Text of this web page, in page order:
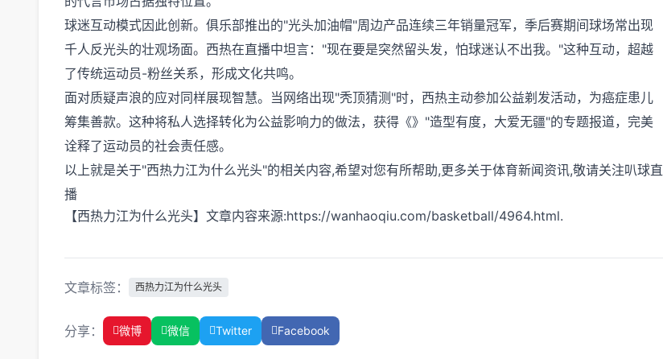
球迷互动模式因此创新。俱乐部推出的"光头加油帽"周边产品连续三年销量冠军，季后赛期间球场常出现
千人反光头的壮观场面。西热在直播中坦言："现在要是突然留头发，怕球迷认不出我。"这种互动，超越
了传统运动员-粉丝关系，形成文化共鸣。
面对质疑声浪的应对同样展现智慧。当网络出现"秃顶猜测"时，西热主动参加公益剃发活动，为癌症患儿
筹集善款。这种将私人选择转化为公益影响力的做法，获得《》"造型有度，大爱无疆"的专题报道，完美
诠释了运动员的社会责任感。
以上就是关于"西热力江为什么光头"的相关内容,希望对您有所帮助,更多关于体育新闻资讯,敬请关注叭球直
播
【西热力江为什么光头】文章内容来源:https://wanhaoqiu.com/basketball/4964.html.
文章标签： 西热力江为什么光头
分享： 微博 微信 Twitter Facebook